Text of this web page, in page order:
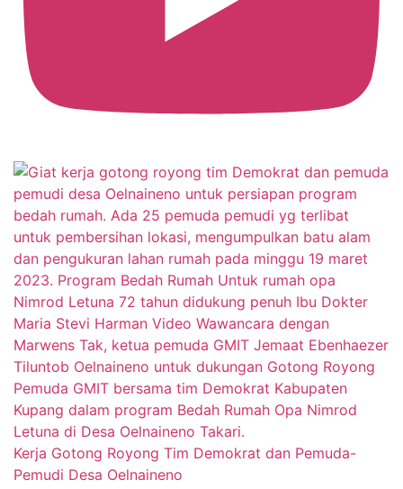
Kerja Gotong Royong Tim Demokrat dan Pemuda-
Pemudi Desa Oelnaineno